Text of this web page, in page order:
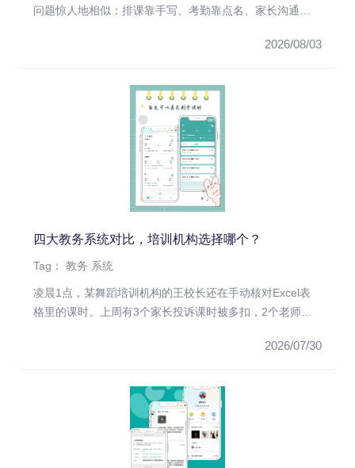
问题惊人地相似：排课靠手写、考勤靠点名、家长沟通全
2026/08/03
四大教务系统对比，培训机构选择哪个？
Tag：教务 系统
凌晨1点，某舞蹈培训机构的王校长还在手动核对Excel表
格里的课时。上周有3个家长投诉课时被多扣，2个老师反
2026/07/30